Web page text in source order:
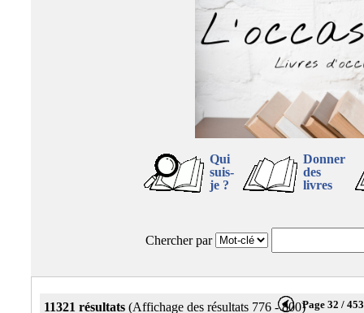
Qui
suis-
je ?
Donner
des
livres
Chercher par
11321 résultats (Affichage des résultats 776 - 800)Page 32 / 453